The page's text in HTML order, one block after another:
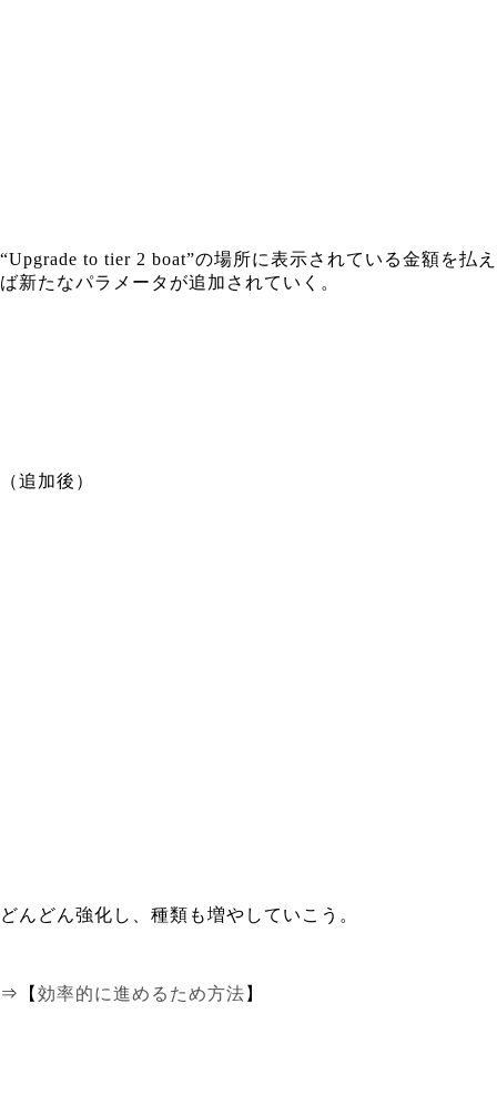
“Upgrade to tier 2 boat”の場所に表示されている金額を払え
ば新たなパラメータが追加されていく。
（追加後）
どんどん強化し、種類も増やしていこう。
⇒【 効率的に進めるため方法 】